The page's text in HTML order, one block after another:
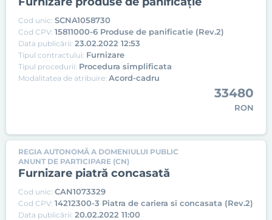
Cod unic: SCNA1058730
Cod CPV: 15811000-6 Produse de panificatie (Rev.2)
Data publicării: 23.02.2022 12:53
Tipul contractului: Furnizare
Tipul procedurii: Procedura simplificata
Modalitatea de atribuire: Acord-cadru
33480
RON
REGIA AUTONOMĂ A DOMENIULUI PUBLIC
ANUNT DE PARTICIPARE (CN)
Furnizare piatră concasată
Cod unic: CAN1073329
Cod CPV: 14212300-3 Piatra de cariera si concasata (Rev.2)
Data publicării: 20.02.2022 11:00